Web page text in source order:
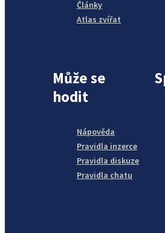
Články
Atlas zvířat
Může se
hodit
Nápověda
Pravidla inzerce
Pravidla diskuze
Pravidla chatu